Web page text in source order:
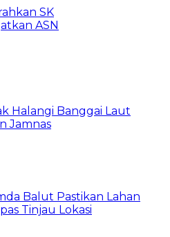
SK
ASN
Halangi Banggai Laut
Jamnas
Balut Pastikan Lahan
Tinjau Lokasi